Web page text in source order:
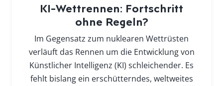
KI-Wettrennen: Fortschritt
ohne Regeln?
Im Gegensatz zum nuklearen Wettrüsten
verläuft das Rennen um die Entwicklung von
Künstlicher Intelligenz (KI) schleichender. Es
fehlt bislang ein erschütterndes, weltweites